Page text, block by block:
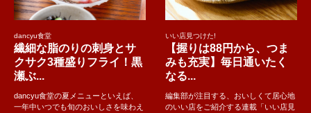
dancyu食堂
繊細な脂のりの刺身とサ
クサク3種盛りフライ！黒
瀬ぶ...
dancyu食堂の夏メニューといえば、
一年中いつでも旬のおいしさを味わえ
いい店見つけた!
【握りは88円から、つま
みも充実】毎日通いたく
なる...
編集部が注目する、おいしくて居心地
のいい店をご紹介する連載「いい店見